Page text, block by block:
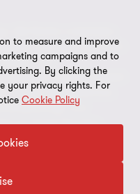
unter jener die Grant
Steuer- und
erbringen und/oder bezieht
mehrere Mitgliedsfirmen.
und
von Grant Thornton
sind keine
sind eine
keine Dienstleistungen an
to measure and improve
campaigns and to
By clicking the
your privacy rights. For
Cookie Policy